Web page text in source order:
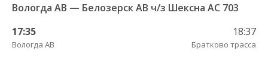
Вологда АВ — Белозерск АВ ч/з Шексна АС 703
17:35
Вологда АВ
18:37
Братково трасса